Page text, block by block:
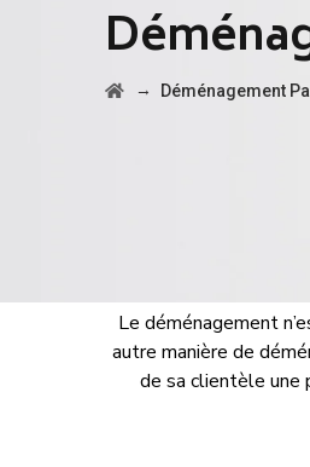
→ Déménagement
Le déménagement
autre manière de
de sa clientèle une